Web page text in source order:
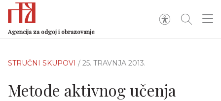
Agencija za odgoj i obrazovanje
STRUČNI SKUPOVI / 25. TRAVNJA 2013.
Metode aktivnog učenja